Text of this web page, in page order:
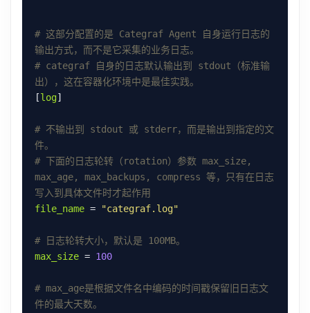
# 这部分配置的是 Categraf Agent 自身运行日志的
输出方式，而不是它采集的业务日志。
# categraf 自身的日志默认输出到 stdout（标准输
出），这在容器化环境中是最佳实践。
[log
# 不输出到 stdout 或 stderr，而是输出到指定的文
件。
# 下面的日志轮转（rotation）参数 max_size,
max_age, max_backups, compress 等，只有在日志
写入到具体文件时才起作用
file_name = "categraf.log"
# 日志轮转大小，默认是 100MB。
max_size = 100
# max_age是根据文件名中编码的时间戳保留旧日志文
件的最大天数。